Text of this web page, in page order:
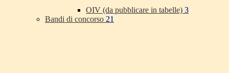
OIV (da pubblicare in tabelle) 3
Bandi di concorso 21